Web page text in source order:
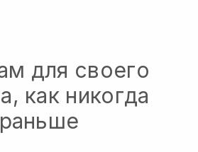
для своего
как никогда
раньше